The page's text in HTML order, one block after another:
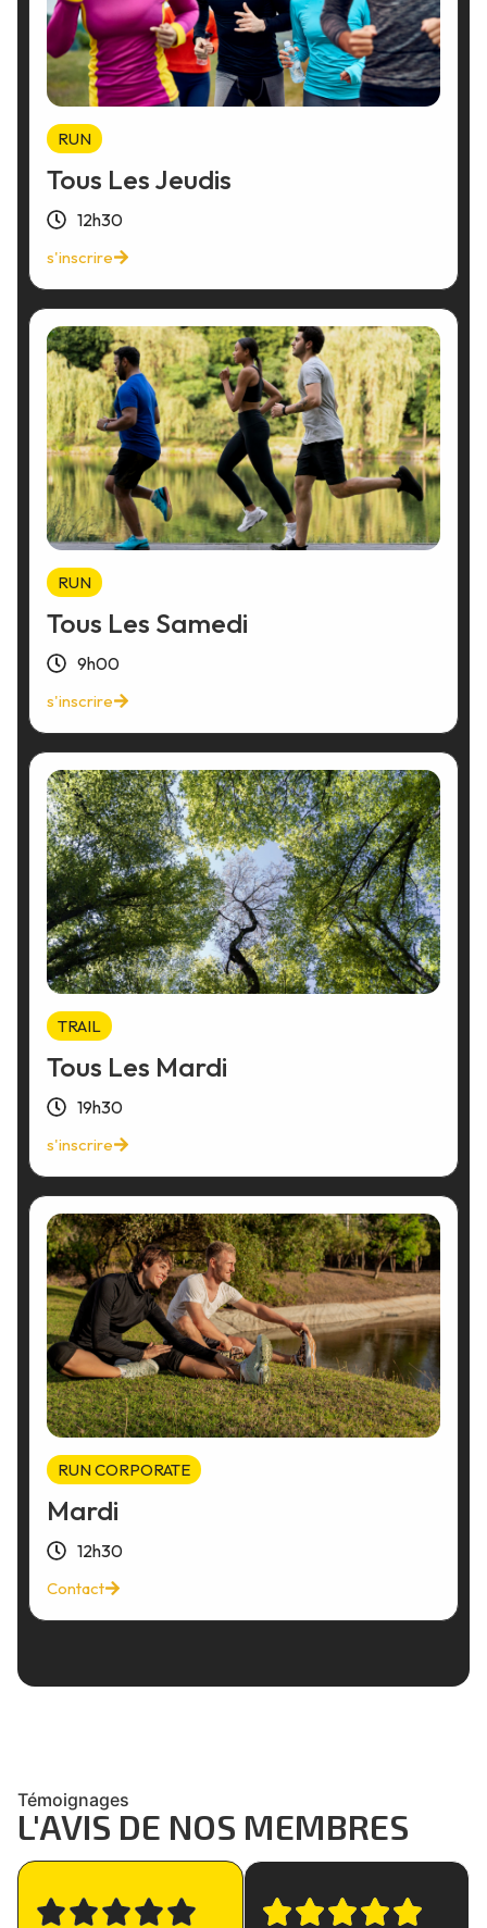
RUN
Tous Les Jeudis
12h30
s'inscrire
RUN
Tous Les Samedi
9h00
s'inscrire
TRAIL
Tous Les Mardi
19h30
s'inscrire
RUN CORPORATE
Mardi
12h30
Contact
Témoignages
L'AVIS DE NOS MEMBRES